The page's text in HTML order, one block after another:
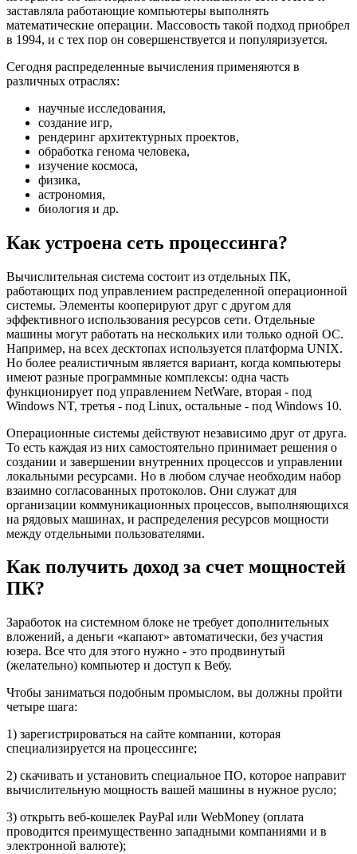
заставляла работающие компьютеры выполнять
математические операции. Массовость такой подход приобрел
в 1994, и с тех пор он совершенствуется и популяризуется.
Сегодня распределенные вычисления применяются в
различных отраслях:
научные исследования,
создание игр,
рендеринг архитектурных проектов,
обработка генома человека,
изучение космоса,
физика,
астрономия,
биология и др.
Как устроена сеть процессинга?
Вычислительная система состоит из отдельных ПК,
работающих под управлением распределенной операционной
системы. Элементы кооперируют друг с другом для
эффективного использования ресурсов сети. Отдельные
машины могут работать на нескольких или только одной ОС.
Например, на всех десктопах используется платформа UNIX.
Но более реалистичным является вариант, когда компьютеры
имеют разные программные комплексы: одна часть
функционирует под управлением NetWare, вторая - под
Windows NT, третья - под Linux, остальные - под Windows 10.
Операционные системы действуют независимо друг от друга.
То есть каждая из них самостоятельно принимает решения о
создании и завершении внутренних процессов и управлении
локальными ресурсами. Но в любом случае необходим набор
взаимно согласованных протоколов. Они служат для
организации коммуникационных процессов, выполняющихся
на рядовых машинах, и распределения ресурсов мощности
между отдельными пользователями.
Как получить доход за счет мощностей
ПК?
Заработок на системном блоке не требует дополнительных
вложений, а деньги «капают» автоматически, без участия
юзера. Все что для этого нужно - это продвинутый
(желательно) компьютер и доступ к Вебу.
Чтобы заниматься подобным промыслом, вы должны пройти
четыре шага:
1) зарегистрироваться на сайте компании, которая
специализируется на процессинге;
2) скачивать и установить специальное ПО, которое направит
вычислительную мощность вашей машины в нужное русло;
3) открыть веб-кошелек PayPal или WebMoney (оплата
проводится преимущественно западными компаниями и в
электронной валюте);